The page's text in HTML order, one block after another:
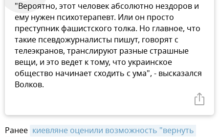
"Вероятно, этот человек абсолютно нездоров и
ему нужен психотерапевт. Или он просто
преступник фашистского толка. Но главное, что
такие псевдожурналисты пишут, говорят с
телеэкранов, транслируют разные страшные
вещи, и это ведет к тому, что украинское
общество начинает сходить с ума", - высказался
Волков.
Ранее киевляне оценили возможность "вернуть